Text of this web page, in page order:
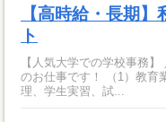
【高時給・長期
ト
【人気大学での学校事務
のお仕事です！ （1）教育
理、学生実習、試...